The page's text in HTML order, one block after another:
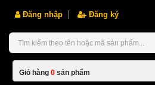
Đăng nhập Đăng ký
Giỏ hàng 0 sản phẩm